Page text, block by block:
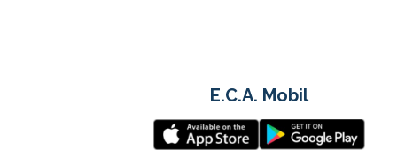
E.C.A. Mobil